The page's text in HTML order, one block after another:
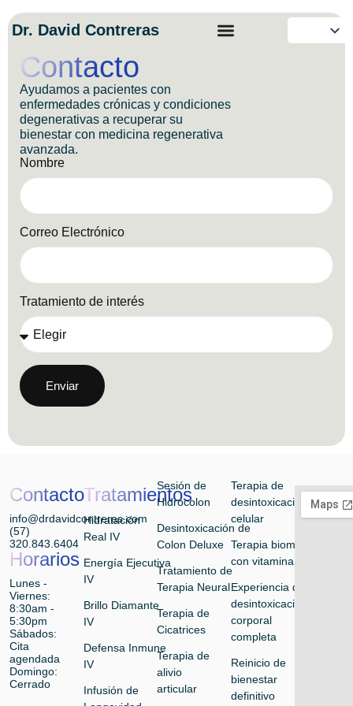
Dr. David Contreras
Contacto
Ayudamos a pacientes con
enfermedades crónicas y condiciones
degenerativas a recuperar su
bienestar con medicina regenerativa
avanzada.
Nombre
Correo Electrónico
Tratamiento de interés
Enviar
Contacto
info@drdavidcontreras.com
(57)
320.843.6404
Horarios
Lunes -
Viernes:
8:30am -
5:30pm
Sábados:
Cita
agendada
Domingo:
Cerrado
Tratamientos
Hidratación
Real IV
Energía Ejecutiva
IV
Brillo Diamante
IV
Defensa Inmune
IV
Infusión de
Sesión de
Hidrocolon
Desintoxicación de
Colon Deluxe
Tratamiento de
Terapia Neural
Terapia de
Cicatrices
Terapia de
alivio
articular
Terapia de
desintoxicación
celular
Terapia biomolecular
con vitamina
Experiencia de
desintoxicación
corporal
completa
Reinicio de
bienestar
definitivo